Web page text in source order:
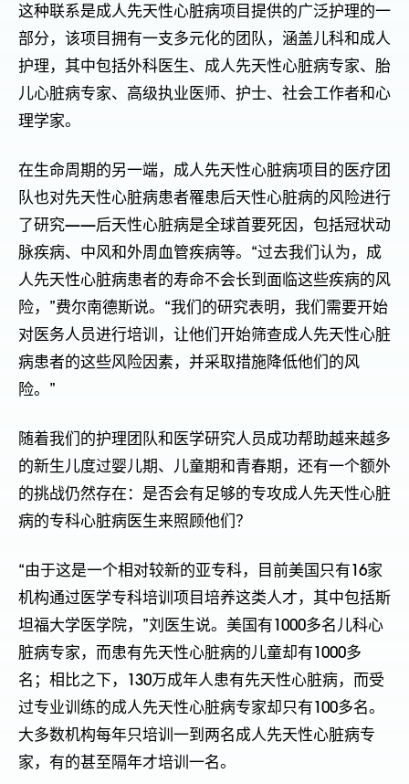
这种联系是成人先天性心脏病项目提供的广泛护理的一
部分，该项目拥有一支多元化的团队，涵盖儿科和成人
护理，其中包括外科医生、成人先天性心脏病专家、胎
儿心脏病专家、高级执业医师、护士、社会工作者和心
理学家。
在生命周期的另一端，成人先天性心脏病项目的医疗团
队也对先天性心脏病患者罹患后天性心脏病的风险进行
了研究——后天性心脏病是全球首要死因，包括冠状动
脉疾病、中风和外周血管疾病等。“过去我们认为，成
人先天性心脏病患者的寿命不会长到面临这些疾病的风
险，”费尔南德斯说。“我们的研究表明，我们需要开始
对医务人员进行培训，让他们开始筛查成人先天性心脏
病患者的这些风险因素，并采取措施降低他们的风
险。”
随着我们的护理团队和医学研究人员成功帮助越来越多
的新生儿度过婴儿期、儿童期和青春期，还有一个额外
的挑战仍然存在：是否会有足够的专攻成人先天性心脏
病的专科心脏病医生来照顾他们？
“由于这是一个相对较新的亚专科，目前美国只有16家
机构通过医学专科培训项目培养这类人才，其中包括斯
坦福大学医学院，”刘医生说。美国有1000多名儿科心
脏病专家，而患有先天性心脏病的儿童却有1000多
名；相比之下，130万成年人患有先天性心脏病，而受
过专业训练的成人先天性心脏病专家却只有100多名。
大多数机构每年只培训一到两名成人先天性心脏病专
家，有的甚至隔年才培训一名。